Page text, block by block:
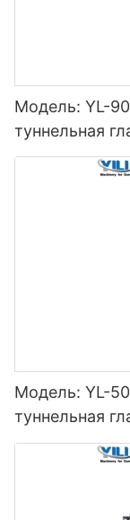
Модель: YL-
туннельная
Модель: YL-
туннельная